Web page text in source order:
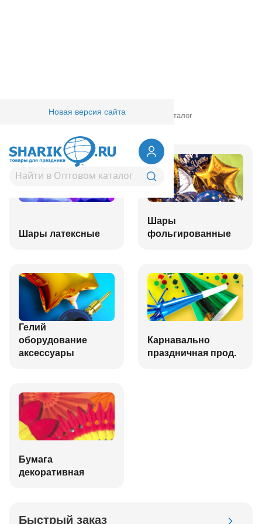
Новая версия сайта
Товары для праздника/ Оптовый каталог
Шары латексные
Шары
фольгированные
Гелий
оборудование
аксессуары
Карнавально
праздничная прод.
Бумага
декоративная
Быстрый заказ